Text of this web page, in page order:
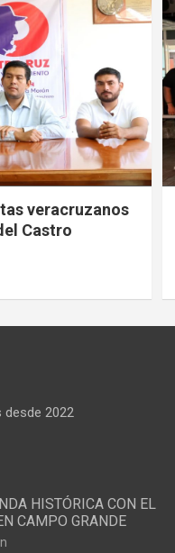
veracruzanos
Castro
desde 2022
HISTÓRICA CON EL
CAMPO GRANDE